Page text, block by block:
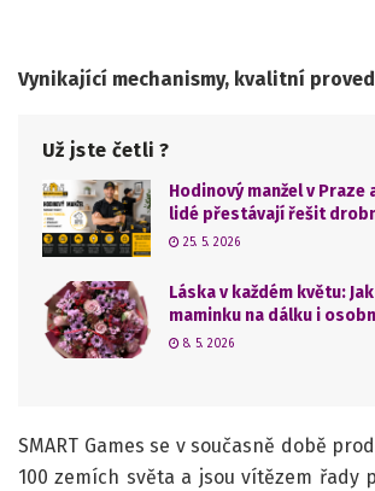
Vynikající mechanismy, kvalitní
Už jste četli ?
Hodinový manžel v Praze
lidé přestávají řešit
25. 5. 2026
Láska v každém květu:
maminku na dálku i
8. 5. 2026
SMART Games se v současně době
100 zemích světa a jsou vítězem řady